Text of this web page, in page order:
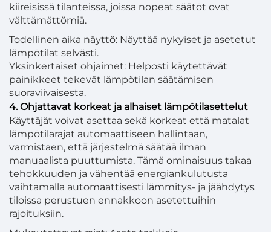
kiireisissä tilanteissa, joissa nopeat säätöt ovat
välttämättömiä.
Todellinen aika näyttö: Näyttää nykyiset ja asetetut
lämpötilat selvästi.
Yksinkertaiset ohjaimet: Helposti käytettävät
painikkeet tekevät lämpötilan säätämisen
suoraviivaisesta.
4. Ohjattavat korkeat ja alhaiset lämpötilasettelut
Käyttäjät voivat asettaa sekä korkeat että matalat
lämpötilarajat automaattiseen hallintaan,
varmistaen, että järjestelmä säätää ilman
manuaalista puuttumista. Tämä ominaisuus takaa
tehokkuuden ja vähentää energiankulutusta
vaihtamalla automaattisesti lämmitys- ja jäähdytys
tiloissa perustuen ennakkoon asetettuihin
rajoituksiin.